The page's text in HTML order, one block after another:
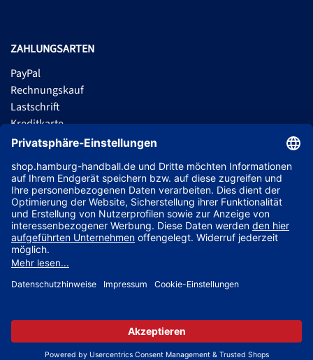
Jetzt Trikot mit Name und Nummer deines Lieblingsspielers
sichern!
ZAHLUNGSARTEN
PayPal
Rechnungskauf
Lastschrift
Kreditkarte
Apple Pay
ABONNIERE JETZT DEN KOSTENLOSEN HSVH FANSHOP NEWSLETTER
UND VERPASSE KEINE NEUIGKEIT ODER AKTION MEHR.
JETZT ANMELDEN
© 2026 Ballsportdirekt.de GmbH und Co. KG